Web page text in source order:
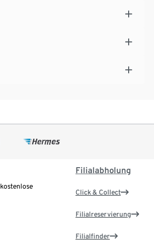
Filialabholung
Click & Collect
Filialreservierung
Filialfinder